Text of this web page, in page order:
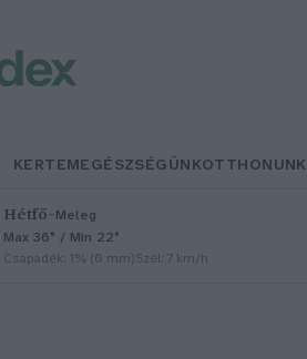
KERTEMEGÉSZSÉGÜNKOTTHONUNK
Hétfő–Meleg
Max 36° / Min 22°
Csapadék: 1% (0 mm)Szél: 7 km/h